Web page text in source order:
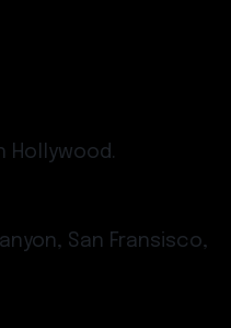
Hollywood.
San Fransisco,